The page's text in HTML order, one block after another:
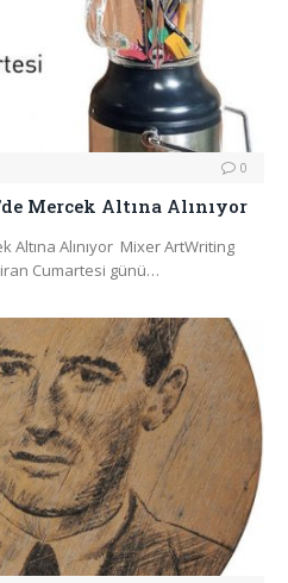
0
Mercek Altına Alınıyor
Altına Alınıyor Mixer ArtWriting
Cumartesi günü…